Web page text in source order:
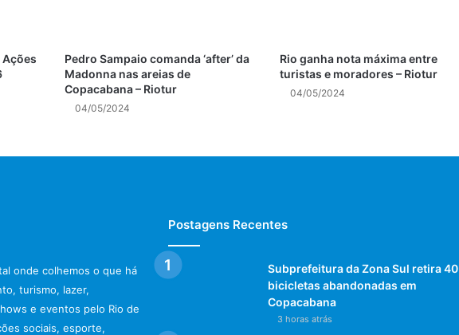
Pedro Sampaio comanda ‘after’ da
Madonna nas areias de
Copacabana – Riotur
04/05/2024
Rio ganha nota máxima entre
turistas e moradores – Riotur
04/05/2024
onde colhemos o que há
turismo, lazer,
e eventos pelo Rio de
sociais, esporte,
Postagens Recentes
Subprefeitura da Zona Sul retira 40
bicicletas abandonadas em
Copacabana
3 horas atrás